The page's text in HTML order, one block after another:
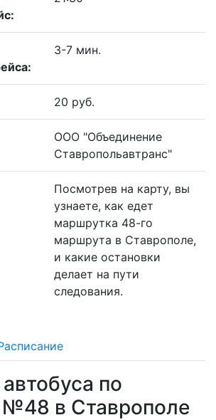
3-7 мин.
20 руб.
ООО "Объединение
Ставропольавтранс"
Посмотрев на карту, вы
узнаете, как едет
маршрутка 48-го
маршрута в Ставрополе,
и какие остановки
делает на пути
следования.
по
в Ставрополе